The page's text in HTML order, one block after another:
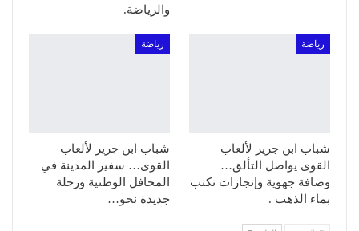
والرياضة.
رياضة
شباب ابن جرير لألعاب
القوى يواصل التألق…
وصافة جهوية وإنجازات تكتب
بماء الذهب .
رياضة
شباب ابن جرير لألعاب
القوى… سفير المدينة في
المحافل الوطنية ورحلة
جديدة نحو…